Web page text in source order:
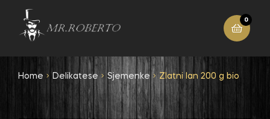
0
Home Delikatese Sjemenke Zlatni lan 200 g bio